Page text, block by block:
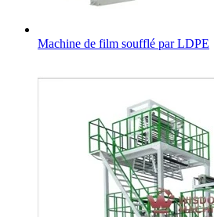
Machine de film soufflé par LDPE